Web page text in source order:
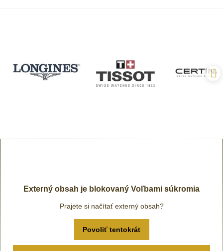
Externý obsah je blokovaný Voľbami súkromia
Prajete si načítať externý obsah?
Povoliť tentokrát